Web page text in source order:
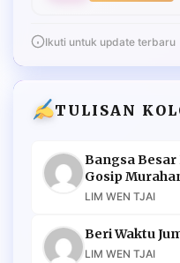
Ikuti untuk update terbaru
TULISAN
Bangsa Besar
Gosip
LIM WEN TJAI
Beri Waktu
LIM WEN TJAI